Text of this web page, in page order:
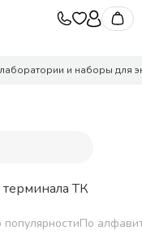
и наборы для
терминала ТК
популярностиПо